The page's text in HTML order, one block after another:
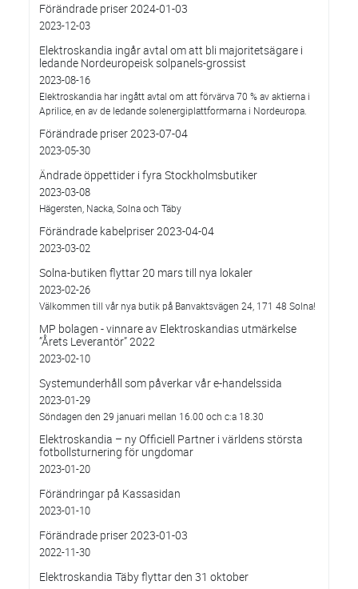
Förändrade priser 2024-01-03
2023-12-03
Elektroskandia ingår avtal om att bli majoritetsägare i
ledande Nordeuropeisk solpanels-grossist
2023-08-16
Elektroskandia har ingått avtal om att förvärva 70 % av aktierna i
Aprilice, en av de ledande solenergiplattformarna i Nordeuropa.
Förändrade priser 2023-07-04
2023-05-30
Ändrade öppettider i fyra Stockholmsbutiker
2023-03-08
Hägersten, Nacka, Solna och Täby
Förändrade kabelpriser 2023-04-04
2023-03-02
Solna-butiken flyttar 20 mars till nya lokaler
2023-02-26
Välkommen till vår nya butik på Banvaktsvägen 24, 171 48 Solna!
MP bolagen - vinnare av Elektroskandias utmärkelse
”Årets Leverantör” 2022
2023-02-10
Systemunderhåll som påverkar vår e-handelssida
2023-01-29
Söndagen den 29 januari mellan 16.00 och c:a 18.30
Elektroskandia – ny Officiell Partner i världens största
fotbollsturnering för ungdomar
2023-01-20
Förändringar på Kassasidan
2023-01-10
Förändrade priser 2023-01-03
2022-11-30
Elektroskandia Täby flyttar den 31 oktober